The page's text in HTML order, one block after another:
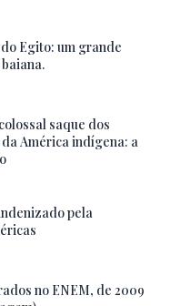
Egito: um grande
saque dos
América indígena: a
pela
no ENEM, de 2009